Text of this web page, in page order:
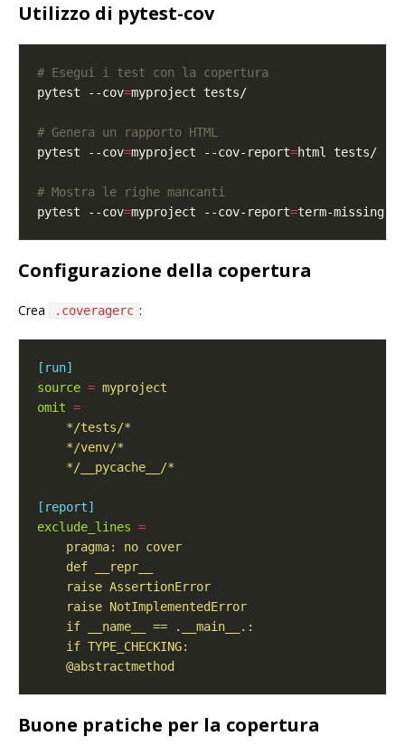
Utilizzo di pytest-cov
# Esegui i test con la copertura
pytest --cov=
# Genera un rapporto HTML
pytest --cov=myproject --cov-report=
# Mostra le righe mancanti
pytest --cov=myproject --cov-report=
Configurazione della copertura
Crea .coveragerc :
[run]
source = myproject
omit =
    */__pycache__/*
[report]
exclude_lines =
    @abstractmethod
Buone pratiche per la copertura